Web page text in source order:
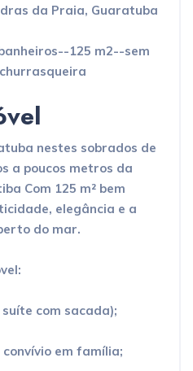
da Praia, Guaratuba
125 m2--sem
nestes sobrados de
a poucos metros da
Com 125 m² bem
elegância e a
do mar.
com sacada);
em família;